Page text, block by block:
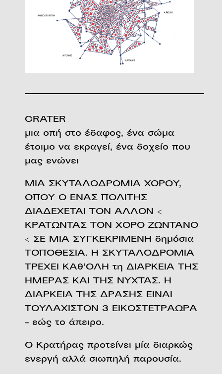
CRATER
μια οπή στο έδαφος, ένα σώμα
έτοιμο να εκραγεί, ένα δοχείο που
μας ενώνει
ΜΙΑ ΣΚΥΤΑΛΟΔΡΟΜΙΑ XOΡΟΥ,
ΟΠΟΥ Ο ΕΝΑΣ ΠΟΛΙΤΗΣ
ΔΙΑΔΕΧΕΤΑΙ ΤΟΝ ΑΛΛΟΝ <
ΚΡΑΤΩΝΤΑΣ ΤΟΝ ΧΟΡΟ ΖΩΝΤΑΝΟ
< ΣΕ ΜΙΑ ΣΥΓΚΕΚΡΙΜΕΝΗ δημόσια
ΤΟΠΟΘΕΣΙΑ. Η ΣΚΥΤΑΛΟΔΡΟΜΙΑ
ΤΡΕΧΕΙ ΚΑθ’ΟΛΗ τη ΔΙΑΡΚΕΙΑ ΤΗΣ
ΗΜΕΡΑΣ ΚΑΙ ΤΗΣ ΝΥΧΤΑΣ. Η
ΔΙΑΡΚΕΙΑ ΤΗΣ ΔΡΑΣΗΣ ΕΙΝΑΙ
ΤΟΥΛΑΧΙΣΤΟΝ 3 ΕΙΚΟΣΤΕΤΡΑΩΡΑ
– εώς το άπειρο.
Ο Κρατήρας προτείνει μία διαρκώς
ενεργή αλλά σιωπηλή παρουσία.